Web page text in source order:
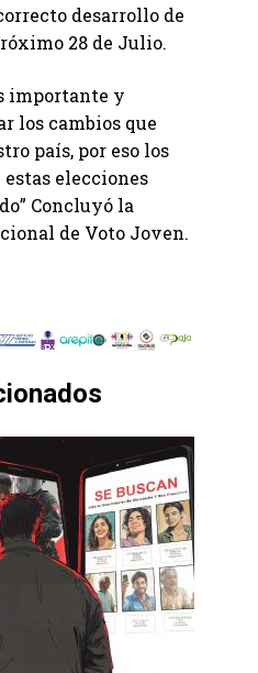
desarrollo de
28 de Julio.
importante y
los cambios que
país, por eso los
elecciones
Concluyó la
de Voto Joven.